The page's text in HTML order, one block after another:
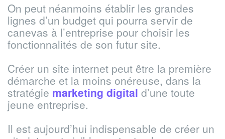
On peut néanmoins établir les grandes
lignes d’un budget qui pourra servir de
canevas à l’entreprise pour choisir les
fonctionnalités de son futur site.
Créer un site internet peut être la première
démarche et la moins onéreuse, dans la
stratégie marketing digital d’une toute
jeune entreprise.
Il est aujourd’hui indispensable de créer un